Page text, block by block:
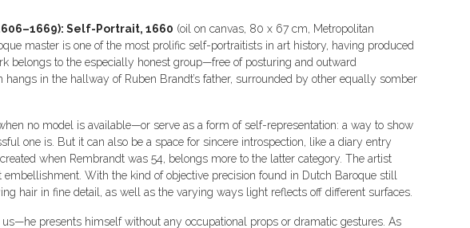
Self-Portrait, 1660 (oil on canvas, 80 x 67 cm, Metropolitan
master is one of the most prolific self-portraitists in art history, having produced
belongs to the especially honest group—free of posturing and outward
in the hallway of Ruben Brandt’s father, surrounded by other equally somber
no model is available—or serve as a form of self-representation: a way to show
one is. But it can also be a space for sincere introspection, like a diary entry
when Rembrandt was 54, belongs more to the latter category. The artist
With the kind of objective precision found in Dutch Baroque still
hair in fine detail, as well as the varying ways light reflects off different surfaces.
presents himself without any occupational props or dramatic gestures. As